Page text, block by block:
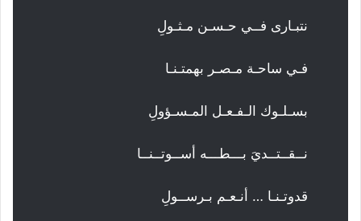
نتبـارى فــي حـسـن مـثـولِ
فـي ساحـة مـصـر بهمتـنـا
بسـلـوك الـفـعـل المـسـؤولِ
نــقــتــديَ بـــطـــه أســوتــنــا
قدوتـنـا … أنـعـم بـرســولِ